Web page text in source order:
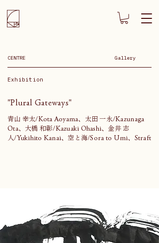
CENTRE Gallery
Exhibition
"Plural Gateways"
青山 幸太/Kota Aoyama、太田 一永/Kazunaga
Ota、大橋 和彰/Kazuaki Ohashi、金井 志
人/Yukihito Kanai、空と海/Sora to Umi、Straft